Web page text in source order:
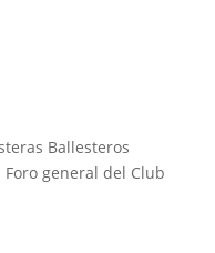
Ballesteros
Foro general del Club